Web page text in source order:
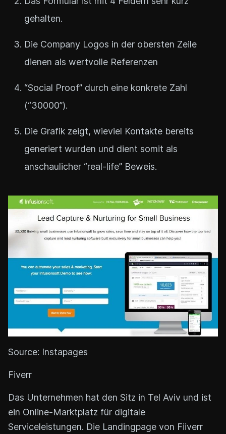
gehalten.
Die Company Logos in der obersten Zeile
dienen als wertvolle Referenzen
“Social Proof” durch eine konkrete Zahl
(“30000”).
Die Grafik zeigt, wieviel Kontakte bereits
generiert wurden und dient somit als
anschaulicher “real-life” Beweis.
Source: Instapages
Fiverr
Das Unternehmen hat den Sitz in Tel Aviv und ist
ein Online-Marktplatz für digitale
Serviceleistungen. Die Landingpage von Fiiverr